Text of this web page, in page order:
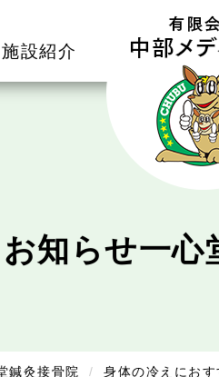
施設紹介
お知らせ一心
鍼灸接骨院 身体の冷えにお